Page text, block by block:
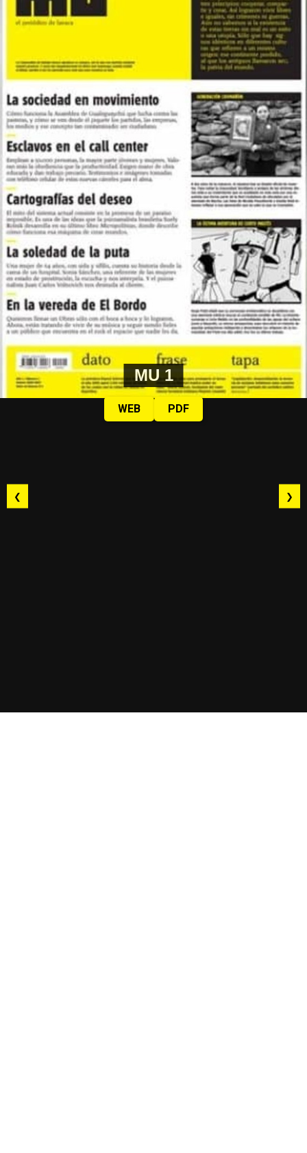
MU 1
WEB PDF
❮ ❯